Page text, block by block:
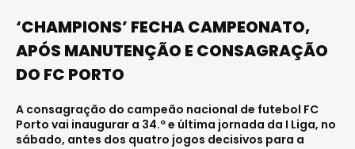
‘CHAMPIONS’ FECHA CAMPEONATO,
APÓS MANUTENÇÃO E CONSAGRAÇÃO
DO FC PORTO
A consagração do campeão nacional de futebol FC
Porto vai inaugurar a 34.º e última jornada da I Liga, no
sábado, antes dos quatro jogos decisivos para a